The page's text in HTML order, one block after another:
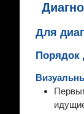
Для
Порядок